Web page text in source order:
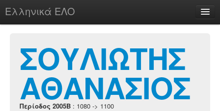
Ελληνικά ΕΛΟ
chesstu.be @ discord
Login
ΣΟΥΛΙΩΤΗΣ
ΑΘΑΝΑΣΙΟΣ
Περίοδος 2005B : 1080 -> 1100